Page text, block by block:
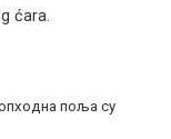
ćara.
поља су